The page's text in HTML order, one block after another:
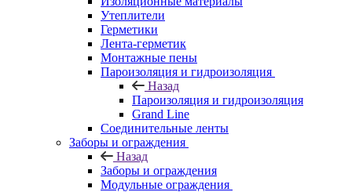
Утеплители
Герметики
Лента-герметик
Монтажные пены
Пароизоляция и гидроизоляция
Назад
Пароизоляция и гидроизоляция
Grand Line
Соединительные ленты
Заборы и ограждения
Назад
Заборы и ограждения
Модульные ограждения